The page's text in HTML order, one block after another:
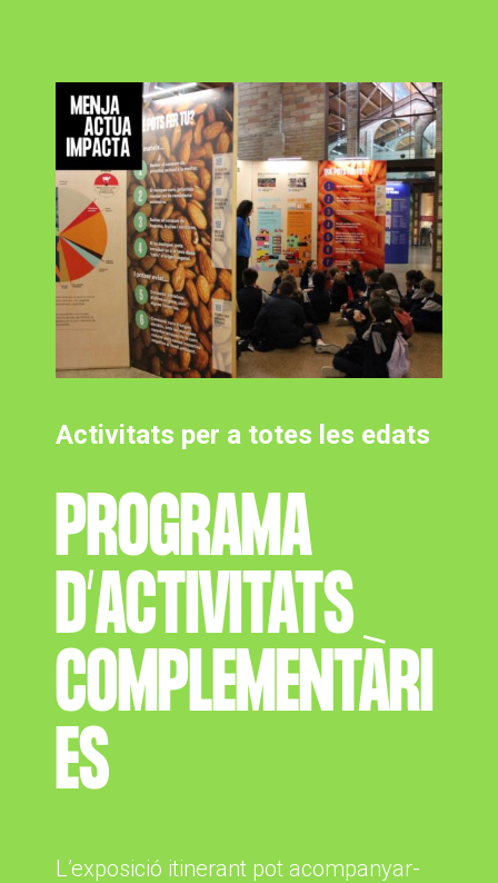
Activitats per a totes les edats
PROGRAMA
D’ACTIVITATS
COMPLEMENTÀRI
ES
L’exposició itinerant pot acompanyar-